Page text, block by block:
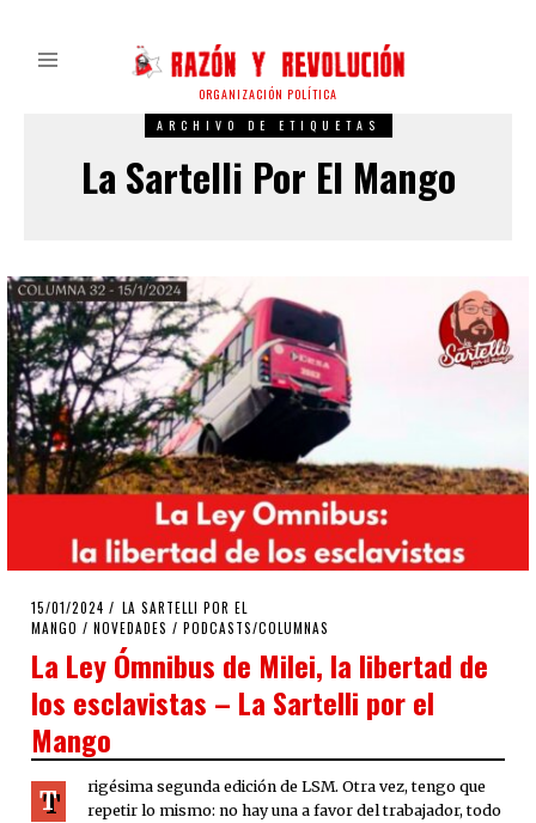
ORGANIZACIÓN POLÍTICA
ARCHIVO DE ETIQUETAS
La Sartelli Por El Mango
POSTED
ON
15/01/2024 15/01/2024
LA SARTELLI POR EL
MANGO / NOVEDADES / PODCASTS/COLUMNAS
La Ley Ómnibus de Milei, la libertad de
los esclavistas – La Sartelli por el
Mango
T
rigésima segunda edición de LSM. Otra vez, tengo que
repetir lo mismo: no hay una a favor del trabajador, todo